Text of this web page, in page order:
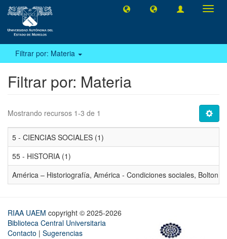
Filtrar por: Materia
Filtrar por: Materia
Mostrando recursos 1-3 de 1
5 - CIENCIAS SOCIALES (1)
55 - HISTORIA (1)
América – Historiografía, América - Condiciones sociales, Bolton,
RIAA UAEM copyright © 2025-2026
Biblioteca Central Universitaria
Contacto | Sugerencias